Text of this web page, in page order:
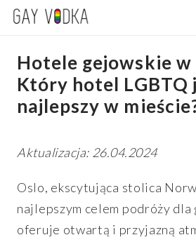
Hotele gejowskie w
Który hotel LGBTQ
najlepszy w
Aktualizacja: 26.04.2024
Oslo, ekscytująca stolica
najlepszym celem podróży
oferuje otwartą i przyjazną